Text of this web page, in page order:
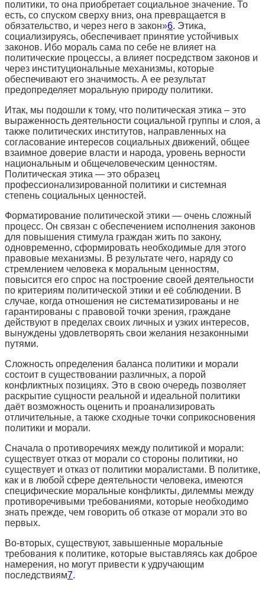
политики, то она приобретает социальное значение. То
есть, со спуском сверху вниз, она превращается в
обязательство, и через него в закон»6. Этика,
социализируясь, обеспечивает принятие устойчивых
законов. Ибо мораль сама по себе не влияет на
политические процессы, а влияет посредством законов и
через институциональные механизмы, которые
обеспечивают его значимость. А ее результат
предопределяет моральную природу политики.
Итак, мы подошли к тому, что политическая этика – это
выраженность деятельности социальной группы и слоя, а
также политических институтов, направленных на
согласование интересов социальных движений, общее
взаимное доверие власти и народа, уровень верности
национальным и общечеловеческим ценностям.
Политическая этика — это образец
профессионализированной политики и системная
степень социальных ценностей.
Форматирование политической этики — очень сложный
процесс. Он связан с обеспечением исполнения законов
для повышения стимула граждан жить по закону,
одновременно, сформировать необходимые для этого
правовые механизмы. В результате чего, наряду со
стремлением человека к моральным ценностям,
повысится его спрос на построение своей деятельности
по критериям политической этики и её соблюдении. В
случае, когда отношения не систематизированы и не
гарантированы с правовой точки зрения, граждане
действуют в пределах своих личных и узких интересов,
вынуждены удовлетворять свои желания незаконными
путями.
Сложность определения баланса политики и морали
состоит в существовании различных, а порой
конфликтных позициях. Это в свою очередь позволяет
раскрытие сущности реальной и идеальной политики
даёт возможность оценить и проанализировать
отличительные, а также сходные точки соприкосновения
политики и морали.
Сначала о противоречиях между политикой и морали:
существует отказ от морали со стороны политики, но
существует и отказ от политики моралистами. В политике,
как и в любой сфере деятельности человека, имеются
специфические моральные конфликты, дилеммы между
противоречивыми требованиями, которые необходимо
знать прежде, чем говорить об отказе от морали это во
первых.
Во-вторых, существуют, завышенные моральные
требования к политике, которые выставляясь как доброе
намерения, но могут привести к удручающим
последствиям7.